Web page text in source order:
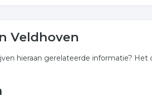
Veldhoven
hieraan gerelateerde informatie?